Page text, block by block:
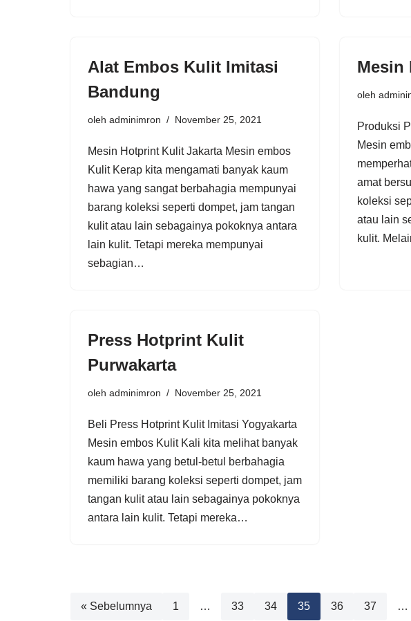
Alat Embos Kulit Imitasi
Bandung
oleh adminimron November 25, 2021
Mesin Hotprint Kulit Jakarta Mesin embos
Kulit Kerap kita mengamati banyak kaum
hawa yang sangat berbahagia mempunyai
barang koleksi seperti dompet, jam tangan
kulit atau lain sebagainya pokoknya antara
lain kulit. Tetapi mereka mempunyai
sebagian…
Mesin
oleh
Produksi
Mesin
amat
koleksi
atau lain
kulit.
Press Hotprint Kulit
Purwakarta
oleh adminimron November 25, 2021
Beli Press Hotprint Kulit Imitasi Yogyakarta
Mesin embos Kulit Kali kita melihat banyak
kaum hawa yang betul-betul berbahagia
memiliki barang koleksi seperti dompet, jam
tangan kulit atau lain sebagainya pokoknya
antara lain kulit. Tetapi mereka…
« Sebelumnya 1 … 33 34 35 36 37 …